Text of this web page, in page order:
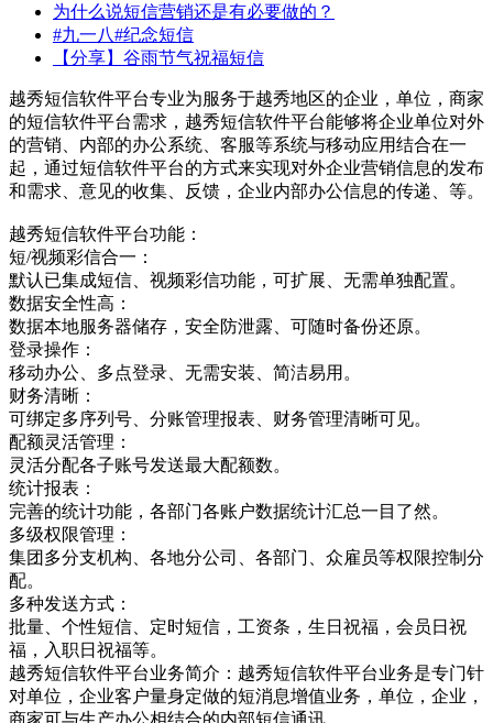
为什么说短信营销还是有必要做的？
#九一八#纪念短信
【分享】谷雨节气祝福短信
越秀短信软件平台专业为服务于越秀地区的企业，单位，商家
的短信软件平台需求，越秀短信软件平台能够将企业单位对外
的营销、内部的办公系统、客服等系统与移动应用结合在一
起，通过短信软件平台的方式来实现对外企业营销信息的发布
和需求、意见的收集、反馈，企业内部办公信息的传递、等。
越秀短信软件平台功能：
短/视频彩信合一：
默认已集成短信、视频彩信功能，可扩展、无需单独配置。
数据安全性高：
数据本地服务器储存，安全防泄露、可随时备份还原。
登录操作：
移动办公、多点登录、无需安装、简洁易用。
财务清晰：
可绑定多序列号、分账管理报表、财务管理清晰可见。
配额灵活管理：
灵活分配各子账号发送最大配额数。
统计报表：
完善的统计功能，各部门各账户数据统计汇总一目了然。
多级权限管理：
集团多分支机构、各地分公司、各部门、众雇员等权限控制分
配。
多种发送方式：
批量、个性短信、定时短信，工资条，生日祝福，会员日祝
福，入职日祝福等。
越秀短信软件平台业务简介：越秀短信软件平台业务是专门针
对单位，企业客户量身定做的短消息增值业务，单位，企业，
商家可与生产办公相结合的内部短信通讯，